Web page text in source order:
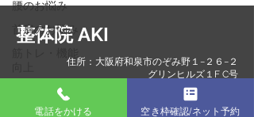
腰のお悩み
首肩のお悩み
−10歳アンチ
エイジング
整体院 AKI
住所：大阪府和泉市のぞみ野１−２６−２
グリンヒルズ１F C号
TEL：０８０-４２３７-８１００
​営業時間：０９：３０〜２２：００
最終受付２０：３０ 不定休
電話をかける 空き枠確認/ネット予約